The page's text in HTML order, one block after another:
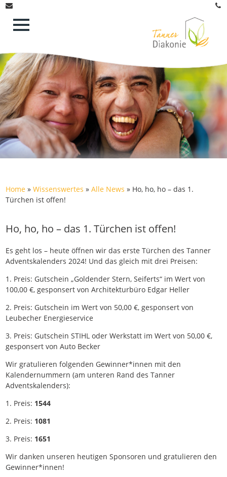
Home »Wissenswertes »Alle News » Ho, ho, ho – das 1.
Türchen ist offen!
Ho, ho, ho – das 1. Türchen ist offen!
Es geht los – heute öffnen wir das erste Türchen des Tanner
Adventskalenders 2024! Und das gleich mit drei Preisen:
1. Preis: Gutschein „Goldender Stern, Seiferts“ im Wert von
100,00 €, gesponsert von Architekturbüro Edgar Heller
2. Preis: Gutschein im Wert von 50,00 €, gesponsert von
Leubecher Energieservice
3. Preis: Gutschein STIHL oder Werkstatt im Wert von 50,00 €,
gesponsert von Auto Becker
Wir gratulieren folgenden Gewinner*innen mit den
Kalendernummern (am unteren Rand des Tanner
Adventskalenders):
1. Preis: 1544
2. Preis: 1081
3. Preis: 1651
Wir danken unseren heutigen Sponsoren und gratulieren den
Gewinner*innen!